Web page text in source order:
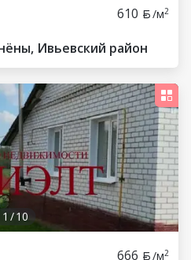
610 /м2
Ивьевский район
1 /10
666 /м2